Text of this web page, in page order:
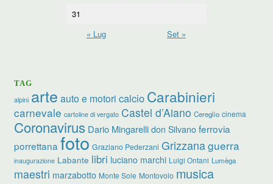
31
« Lug
Set »
TAG
alpini arte auto e motori calcio Carabinieri
carnevale cartoline di vergato Castel d’Aiano Cereglio cinema
Coronavirus Dario Mingarelli don Silvano ferrovia
porrettana foto Graziano Pederzani Grizzanaguerra
inaugurazione Labante libri luciano marchi Luigi Ontani Lumèga
maestri marzabotto Monte Sole Montovolo musica